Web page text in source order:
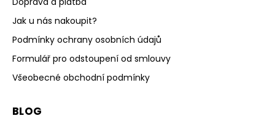
Jak u nás nakoupit?
Podmínky ochrany osobních údajů
Formulář pro odstoupení od smlouvy
Všeobecné obchodní podmínky
BLOG